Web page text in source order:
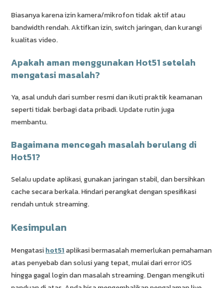
Biasanya karena izin kamera/mikrofon tidak aktif atau
bandwidth rendah. Aktifkan izin, switch jaringan, dan kurangi
kualitas video.
Apakah aman menggunakan Hot51 setelah
mengatasi masalah?
Ya, asal unduh dari sumber resmi dan ikuti praktik keamanan
seperti tidak berbagi data pribadi. Update rutin juga
membantu.
Bagaimana mencegah masalah berulang di
Hot51?
Selalu update aplikasi, gunakan jaringan stabil, dan bersihkan
cache secara berkala. Hindari perangkat dengan spesifikasi
rendah untuk streaming.
Kesimpulan
Mengatasihot51aplikasi bermasalah memerlukan pemahaman
atas penyebab dan solusi yang tepat, mulai dari error iOS
hingga gagal login dan masalah streaming. Dengan mengikuti